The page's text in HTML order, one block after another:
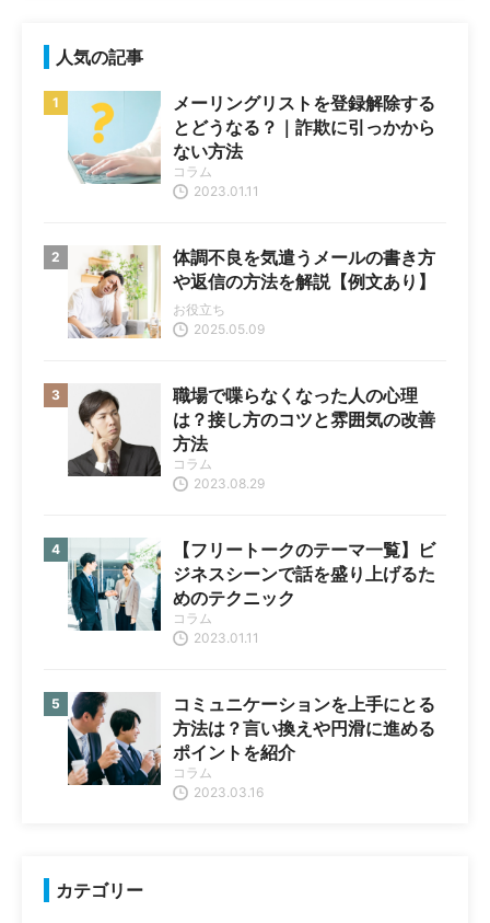
人気の記事
メーリングリストを登録解除する
とどうなる？｜詐欺に引っかから
ない方法
2023.01.11
コラム
体調不良を気遣うメールの書き方
や返信の方法を解説【例文あり】
2025.05.09
お役立ち
職場で喋らなくなった人の心理
は？接し方のコツと雰囲気の改善
方法
2023.08.29
コラム
【フリートークのテーマ一覧】ビ
ジネスシーンで話を盛り上げるた
めのテクニック
2023.01.11
コラム
コミュニケーションを上手にとる
方法は？言い換えや円滑に進める
ポイントを紹介
2023.03.16
コラム
カテゴリー